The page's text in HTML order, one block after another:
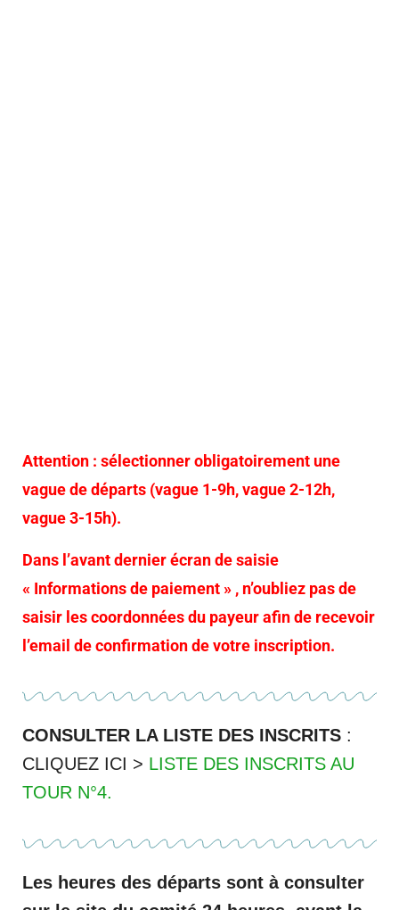
Attention : sélectionner obligatoirement une
vague de départs (vague 1-9h, vague 2-12h,
vague 3-15h).
Dans l’avant dernier écran de saisie
« Informations de paiement » , n’oubliez pas de
saisir les coordonnées du payeur afin de recevoir
l’email de confirmation de votre inscription.
CONSULTER LA LISTE DES INSCRITS :
CLIQUEZ ICI > LISTE DES INSCRITS AU
TOUR N°4.
Les heures des départs sont à consulter